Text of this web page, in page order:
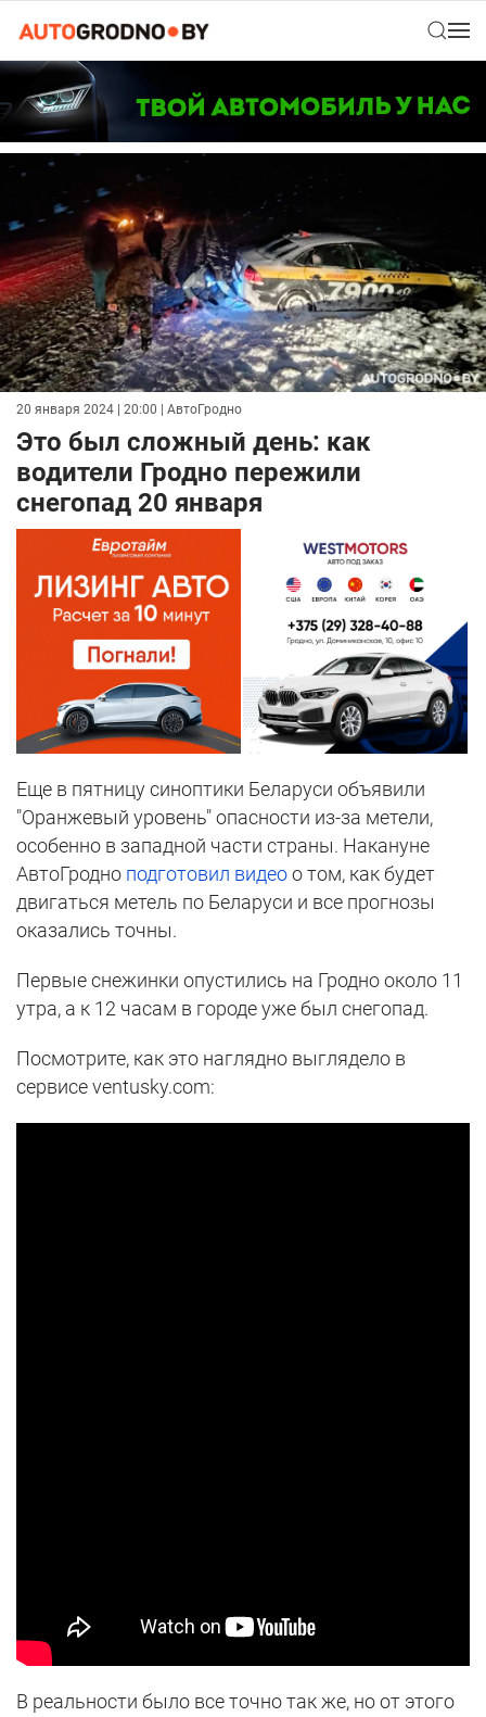
20 января 2024 | 20:00 | АвтоГродно
Это был сложный день: как
водители Гродно пережили
снегопад 20 января
Еще в пятницу синоптики Беларуси объявили
"Оранжевый уровень" опасности из-за метели,
особенно в западной части страны. Накануне
АвтоГродно подготовил видеоо том, как будет
двигаться метель по Беларуси и все прогнозы
оказались точны.
Первые снежинки опустились на Гродно около 11
утра, а к 12 часам в городе уже был снегопад.
Посмотрите, как это наглядно выглядело в
сервисе ventusky.com:
В реальности было все точно так же, но от этого